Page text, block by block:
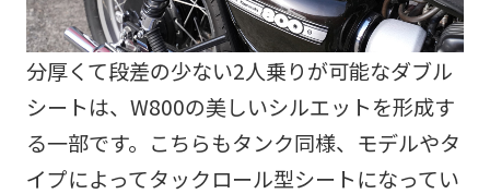
分厚くて段差の少ない2人乗りが可能なダブル
シートは、W800の美しいシルエットを形成す
る一部です。こちらもタンク同様、モデルやタ
イプによってタックロール型シートになってい